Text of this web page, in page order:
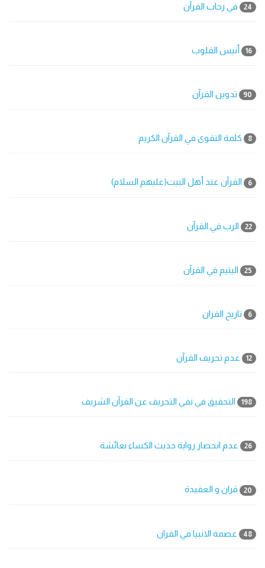
24 في رحاب القرآن
16 أنيس القلوب
90 تدوين القرآن
8 كلمة التقوى في القرآن الكريم
6 القرآن عند أهل البيت(عليهم السلام)
22 الرب في القرآن
25 اليتيم في القرآن
6 تاريخ القران
12 عدم تحريف القرآن
198 التحقيق في نفي التحريف عن القرآن الشريف
26 عدم انحصار رواية حديث الكساء بعائشة
20 قران و العقيدة
48 عصمة الانبيا في القران